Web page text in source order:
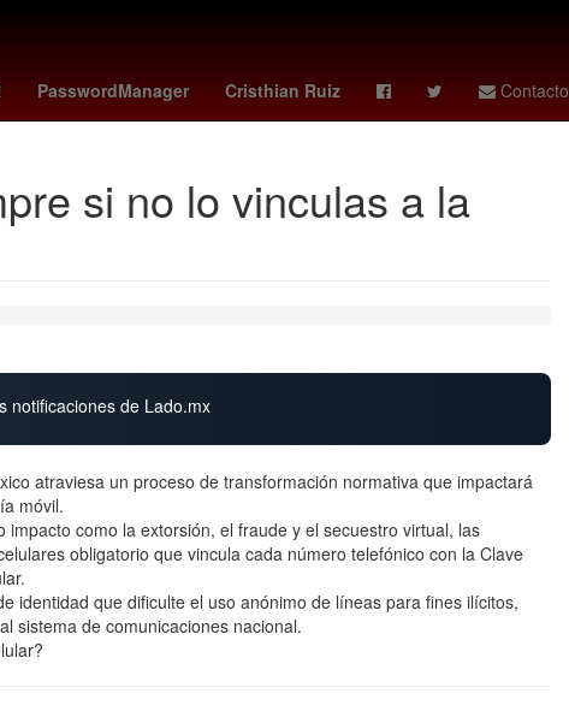
PasswordManager Cristhian Ruiz Contacto
Venezolanos Colombia christian ebere
si no lo vinculas a la
notificaciones de Lado.mx
atraviesa un proceso de transformación normativa que impactará
móvil.
como la extorsión, el fraude y el secuestro virtual, las
obligatorio que vincula cada número telefónico con la Clave
identidad que dificulte el uso anónimo de líneas para fines ilícitos,
sistema de comunicaciones nacional.